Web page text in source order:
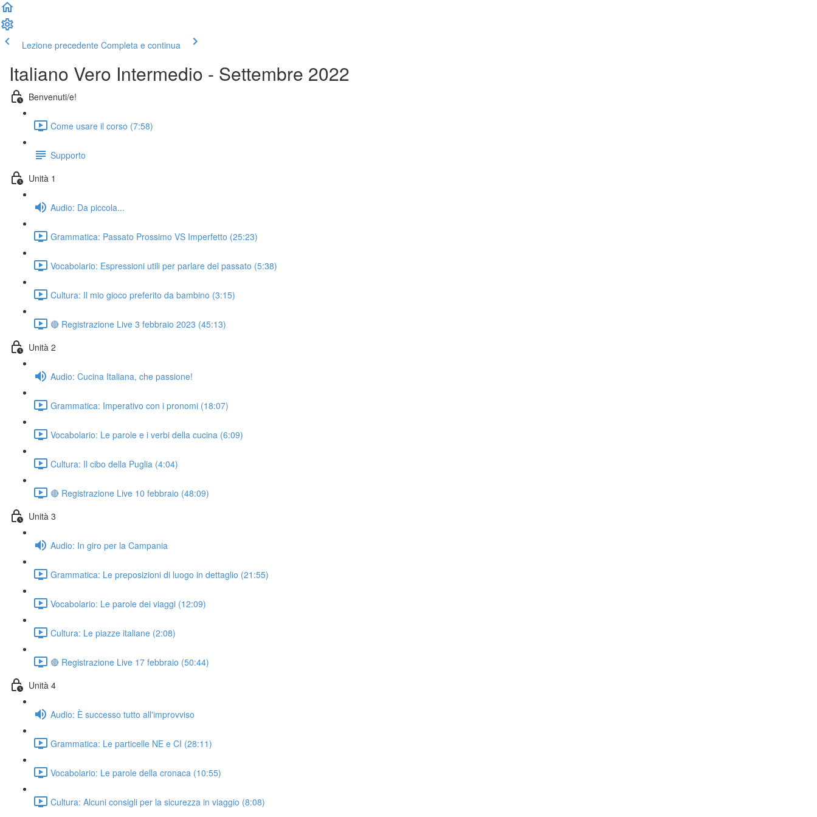
Lezione precedente Completa e continua
Italiano Vero Intermedio - Settembre 2022
Benvenuti/e!
Come usare il corso (7:58)
Supporto
Unità 1
Audio: Da piccola...
Grammatica: Passato Prossimo VS Imperfetto (25:23)
Vocabolario: Espressioni utili per parlare del passato (5:38)
Cultura: Il mio gioco preferito da bambino (3:15)
🔴 Registrazione Live 3 febbraio 2023 (45:13)
Unità 2
Audio: Cucina Italiana, che passione!
Grammatica: Imperativo con i pronomi (18:07)
Vocabolario: Le parole e i verbi della cucina (6:09)
Cultura: Il cibo della Puglia (4:04)
🔴 Registrazione Live 10 febbraio (48:09)
Unità 3
Audio: In giro per la Campania
Grammatica: Le preposizioni di luogo in dettaglio (21:55)
Vocabolario: Le parole dei viaggi (12:09)
Cultura: Le piazze italiane (2:08)
🔴 Registrazione Live 17 febbraio (50:44)
Unità 4
Audio: È successo tutto all'improvviso
Grammatica: Le particelle NE e CI (28:11)
Vocabolario: Le parole della cronaca (10:55)
Cultura: Alcuni consigli per la sicurezza in viaggio (8:08)